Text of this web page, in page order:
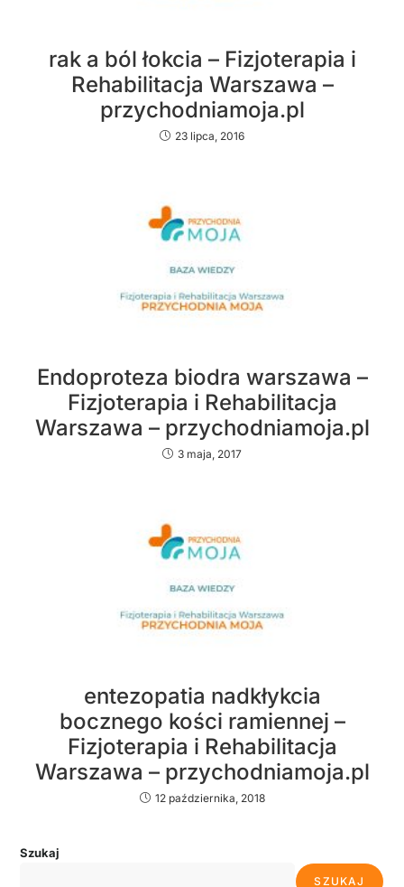
rak a ból łokcia – Fizjoterapia i
Rehabilitacja Warszawa –
przychodniamoja.pl
23 lipca, 2016
Endoproteza biodra warszawa –
Fizjoterapia i Rehabilitacja
Warszawa – przychodniamoja.pl
3 maja, 2017
entezopatia nadkłykcia
bocznego kości ramiennej –
Fizjoterapia i Rehabilitacja
Warszawa – przychodniamoja.pl
12 października, 2018
Szukaj
SZUKAJ